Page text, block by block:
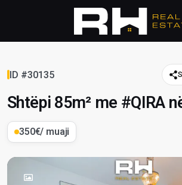
ID #30135
Shtëpi 85m² me #QIRA
350€/ muaji